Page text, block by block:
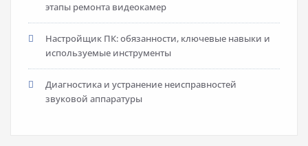
этапы ремонта видеокамер
Настройщик ПК: обязанности, ключевые навыки и
используемые инструменты
Диагностика и устранение неисправностей
звуковой аппаратуры